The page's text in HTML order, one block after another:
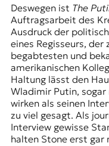
Deswegen ist The
Auftragsarbeit des
Ausdruck der
eines Regisseurs,
begabtesten und
amerikanischen
Haltung lässt den
Wladimir Putin,
wirken als seinen
zu viel gesagt. Als
Interview gewisse
halten Stone erst gar